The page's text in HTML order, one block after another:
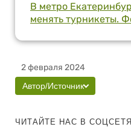
В метро
менять турникеты.
2 февраля 2024
Автор/Источник
ЧИТАЙТЕ НАС В